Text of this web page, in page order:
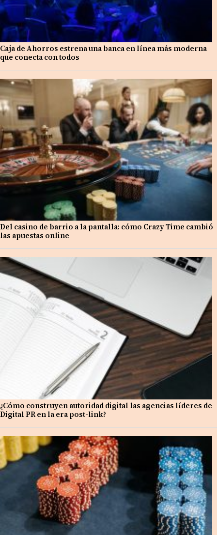
Caja de Ahorros estrena una banca en línea más moderna
que conecta con todos
Del casino de barrio a la pantalla: cómo Crazy Time cambió
las apuestas online
¿Cómo construyen autoridad digital las agencias líderes de
Digital PR en la era post-link?